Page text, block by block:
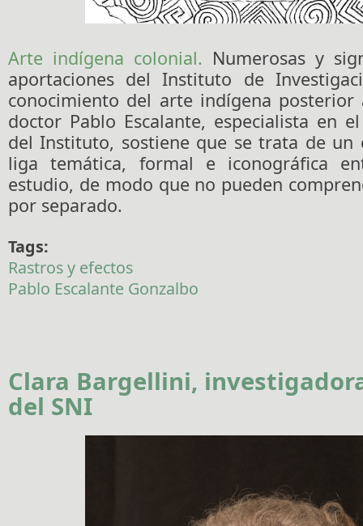
Arte indígena colonial. Numerosas y
aportaciones del Instituto de
conocimiento del arte indígena posterior
doctor Pablo Escalante, especialista en
del Instituto, sostiene que se trata de un
liga temática, formal e iconográfica
estudio, de modo que no pueden
por separado.
Tags:
Rastros y efectos
Pablo Escalante Gonzalbo
Clara Bargellini,
del SNI